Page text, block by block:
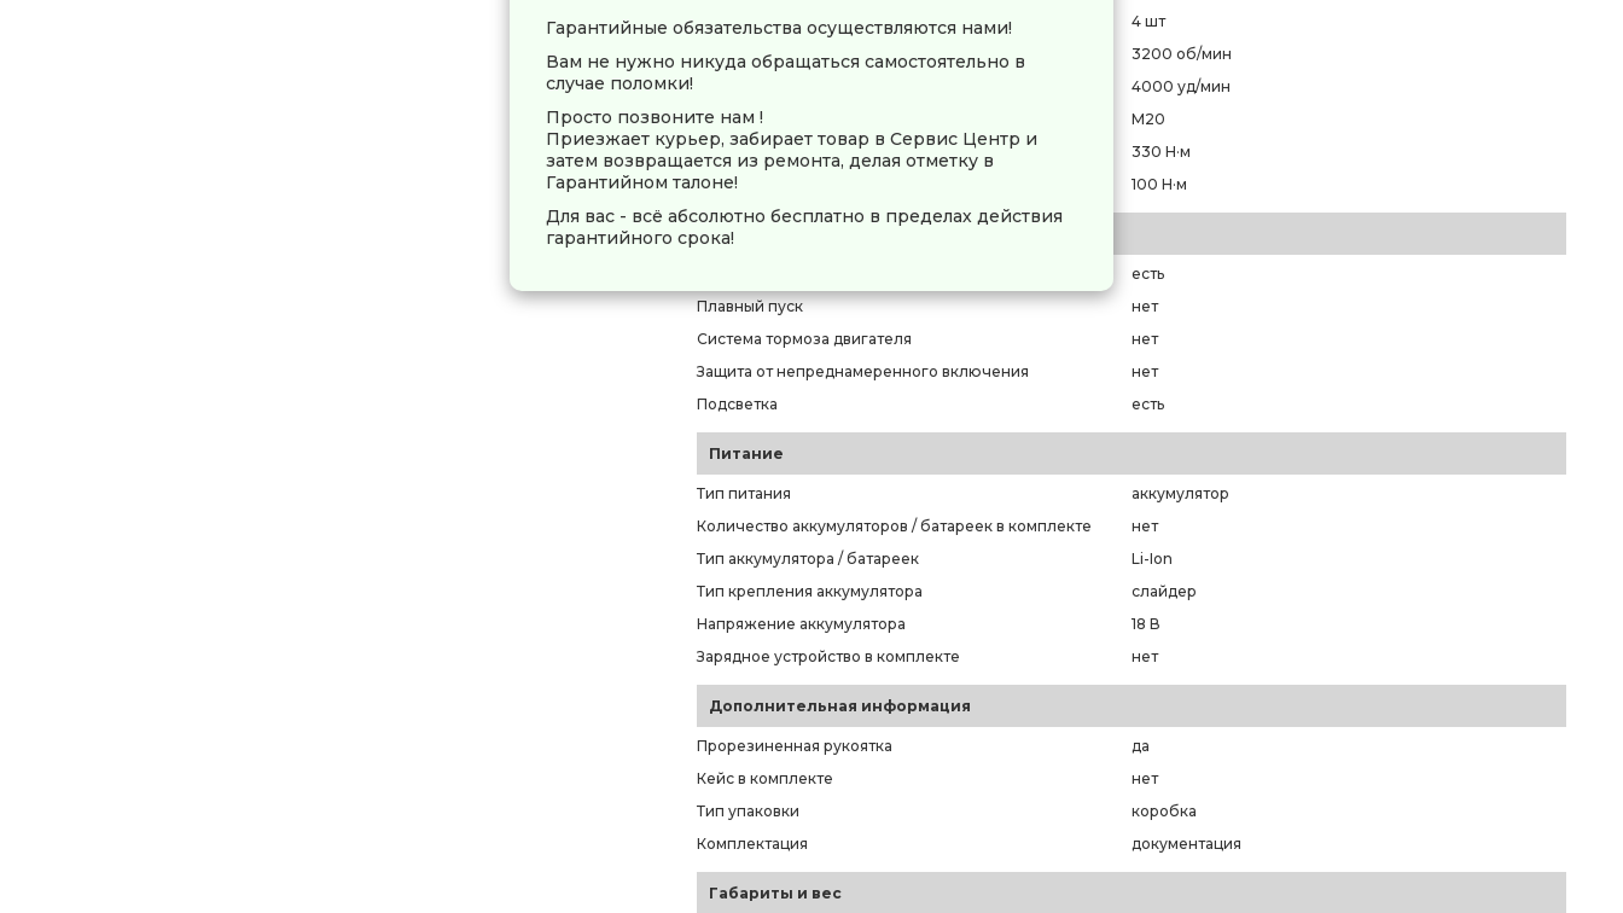
Количество скоростей
4 шт
Максимальное число оборотов холостого хода
3200 об/мин
4000 уд/мин
Максимальный диаметр гайки
M20
Максимальный крутящий момент
330 Н·м
Мягкое заворачивание
100 Н·м
Функции/режимы
есть
Плавный пуск
нет
Система тормоза двигателя
нет
Защита от непреднамеренного включения
нет
Подсветка
есть
Питание
Тип питания
аккумулятор
Количество аккумуляторов / батареек в комплекте
нет
Тип аккумулятора / батареек
Li-Ion
Тип крепления аккумулятора
слайдер
Напряжение аккумулятора
18 В
Зарядное устройство в комплекте
нет
Дополнительная информация
Прорезиненная рукоятка
да
Кейс в комплекте
нет
Тип упаковки
коробка
Комплектация
документация
Габариты и вес
Гарантийные обязательства осуществляются нами!
Вам не нужно никуда обращаться самостоятельно в
случае поломки!
Просто позвоните нам !
Приезжает курьер, забирает товар в Сервис Центр и
затем возвращается из ремонта, делая отметку в
Гарантийном талоне!
Для вас - всё абсолютно бесплатно в пределах действия
гарантийного срока!